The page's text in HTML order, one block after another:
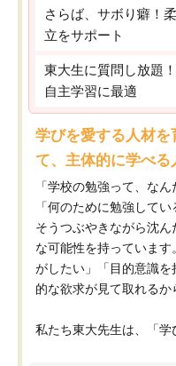
さらば、サボり癖！
立をサポート
東大生に質問し放題
自主学習に最適
学びを愛する人材
て、主体的に学べる
「学校の勉強って、なん
「何のために勉強してい
そうつぶやきながら沈
な可能性を持っていま
がしたい」「目的意識
的な欲求が見て取れるか
私たち東大先生は、「学